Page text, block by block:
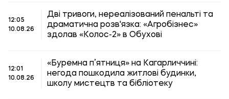
12:05
10.08.26
Дві тривоги, нереалізований пенальті та
драматична розв'язка: «Агробізнес»
здолав «Колос-2» в Обухові
12:01
10.08.26
«Буремна п’ятниця» на Кагарличчині:
негода пошкодила житлові будинки,
школу мистецтв та бібліотеку